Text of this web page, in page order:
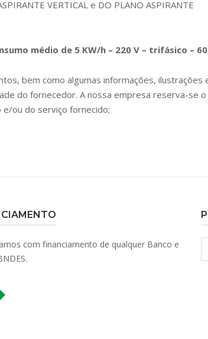
VERTICAL e DO PLANO ASPIRANTE
médio de 5 KW/h – 220 V – trifásico – 60
bem como algumas informações,
do fornecedor. A nossa empresa reserva-se
e/ou do serviço fornecido;
com financiamento de qualquer Banco e